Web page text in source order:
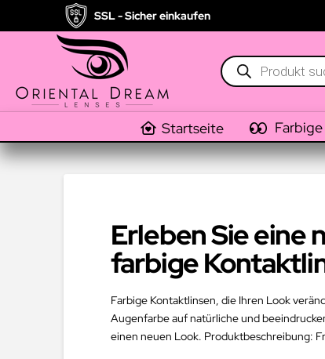
SSL - Sicher einkaufen
Products
search
Startseite
Erleben Sie eine
farbige
Farbige Kontaktlinsen, die Ihren Look
Augenfarbe auf natürliche und
einen neuen Look. Produktbeschreibung: